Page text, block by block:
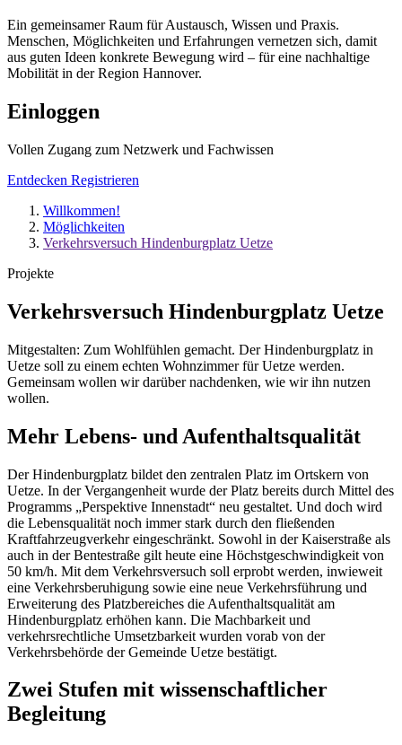
Ein gemeinsamer Raum für Austausch, Wissen und Praxis.
Menschen, Möglichkeiten und Erfahrungen vernetzen sich, damit
aus guten Ideen konkrete Bewegung wird – für eine nachhaltige
Mobilität in der Region Hannover.
Einloggen
Vollen Zugang zum Netzwerk und Fachwissen
Entdecken Registrieren
Willkommen!
Möglichkeiten
Verkehrsversuch Hindenburgplatz Uetze
Projekte
Verkehrsversuch Hindenburgplatz Uetze
Mitgestalten: Zum Wohlfühlen gemacht. Der Hindenburgplatz in
Uetze soll zu einem echten Wohnzimmer für Uetze werden.
Gemeinsam wollen wir darüber nachdenken, wie wir ihn nutzen
wollen.
Mehr Lebens- und Aufenthaltsqualität
Der Hindenburgplatz bildet den zentralen Platz im Ortskern von
Uetze. In der Vergangenheit wurde der Platz bereits durch Mittel des
Programms „Perspektive Innenstadt“ neu gestaltet. Und doch wird
die Lebensqualität noch immer stark durch den fließenden
Kraftfahrzeugverkehr eingeschränkt. Sowohl in der Kaiserstraße als
auch in der Bentestraße gilt heute eine Höchstgeschwindigkeit von
50 km/h. Mit dem Verkehrsversuch soll erprobt werden, inwieweit
eine Verkehrsberuhigung sowie eine neue Verkehrsführung und
Erweiterung des Platzbereiches die Aufenthaltsqualität am
Hindenburgplatz erhöhen kann. Die Machbarkeit und
verkehrsrechtliche Umsetzbarkeit wurden vorab von der
Verkehrsbehörde der Gemeinde Uetze bestätigt.
Zwei Stufen mit wissenschaftlicher
Begleitung